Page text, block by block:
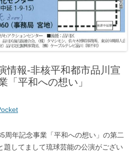
情報-非核平和都市品川宣
「平和への想い」
周年記念事業「平和への想い」の第二
題してまして琉球芸能の公演がござい